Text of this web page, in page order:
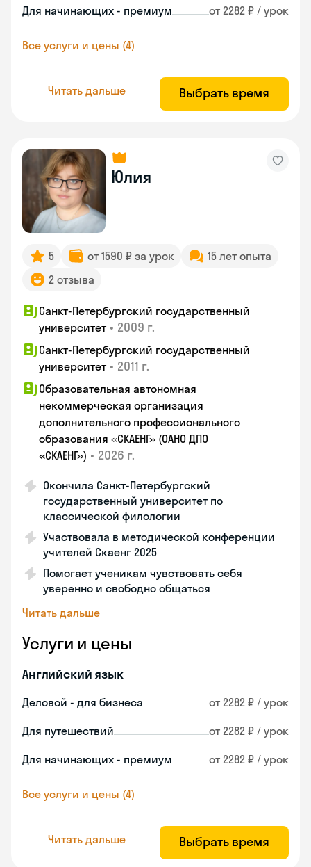
Для начинающих - премиум от 2282 ₽ / урок
Все услуги и цены (4)
Читать дальше Выбрать время
Юлия
5 от 1590 ₽ за урок
15 лет опыта
2 отзыва
Санкт-Петербургский государственный
университет • 2009 г.
Санкт-Петербургский государственный
университет • 2011 г.
Образовательная автономная
некоммерческая организация
дополнительного профессионального
образования «СКАЕНГ» (ОАНО ДПО
«СКАЕНГ») • 2026 г.
Окончила Санкт-Петербургский
государственный университет по
классической филологии
Участвовала в методической конференции
учителей Скаенг 2025
Помогает ученикам чувствовать себя
уверенно и свободно общаться
Читать дальше
Услуги и цены
Английский язык
Деловой - для бизнеса от 2282 ₽ / урок
Для путешествий от 2282 ₽ / урок
Для начинающих - премиум от 2282 ₽ / урок
Все услуги и цены (4)
Читать дальше Выбрать время